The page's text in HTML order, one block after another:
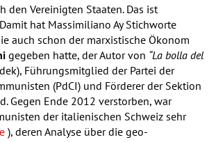
den Vereinigten Staaten. Das ist
hat Massimiliano Ay Stichworte
auch schon der marxistische Ökonom
gegeben hatte, der Autor von “La bolla del
Führungsmitglied der Partei der
(PdCI) und Förderer der Sektion
Gegen Ende 2012 verstorben, war
der italienischen Schweiz sehr
), deren Analyse über die geo-